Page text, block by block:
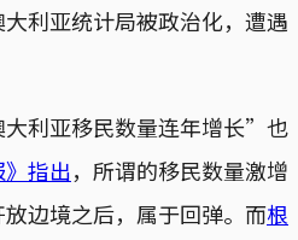
大利亚统计局被政治化，遭遇
利亚移民数量连年增长”也
》指出，所谓的移民数量激增
边境之后，属于回弹。而根